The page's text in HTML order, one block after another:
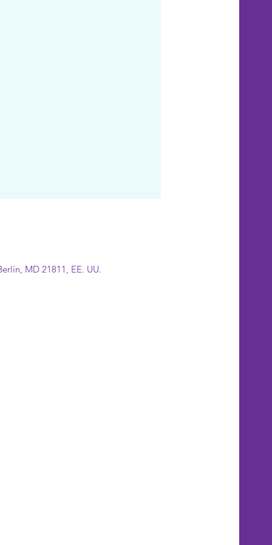
MD 21811, EE. UU.